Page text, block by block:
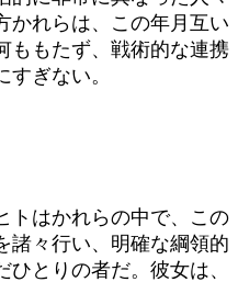
かれらは、この年月互い
ももたず、戦術的な連携
ぎない。
はかれらの中で、この
諸々行い、明確な綱領的
とりの者だ。彼女は、